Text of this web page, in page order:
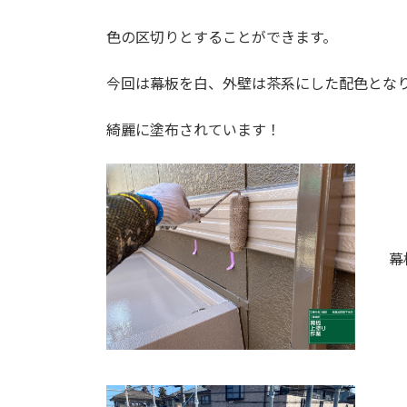
色の区切りとすることができます。
今回は幕板を白、外壁は茶系にした配色とな
綺麗に塗布されています！
幕